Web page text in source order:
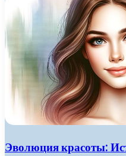
Эволюция красоты: